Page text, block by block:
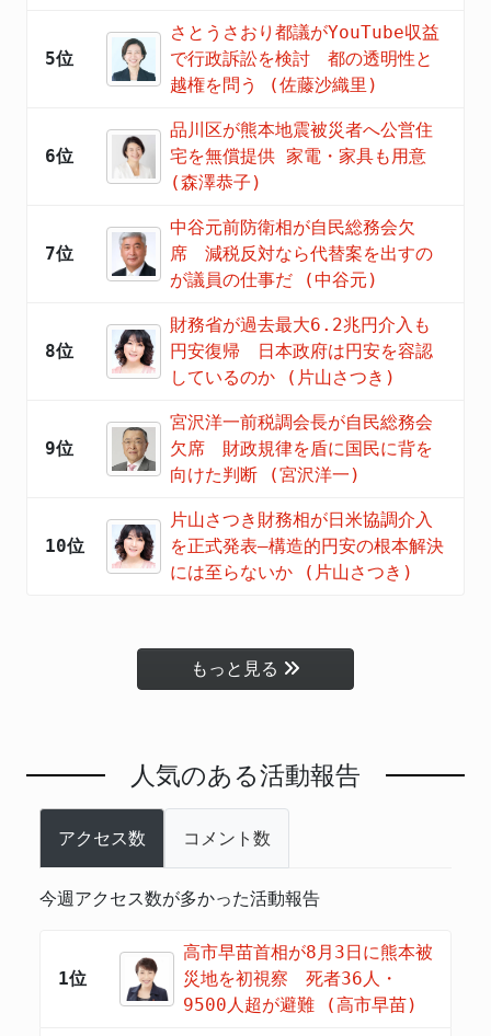
5位
さとうさおり都議がYouTube収益
で行政訴訟を検討 都の透明性と
越権を問う (佐藤沙織里)
6位
品川区が熊本地震被災者へ公営住
宅を無償提供 家電・家具も用意
(森澤恭子)
7位
中谷元前防衛相が自民総務会欠
席 減税反対なら代替案を出すの
が議員の仕事だ (中谷元)
8位
財務省が過去最大6.2兆円介入も
円安復帰 日本政府は円安を容認
しているのか (片山さつき)
9位
宮沢洋一前税調会長が自民総務会
欠席 財政規律を盾に国民に背を
向けた判断 (宮沢洋一)
10位
片山さつき財務相が日米協調介入
を正式発表―構造的円安の根本解決
には至らないか (片山さつき)
もっと見る
人気のある活動報告
アクセス数 コメント数
今週アクセス数が多かった活動報告
1位
高市早苗首相が8月3日に熊本被
災地を初視察 死者36人・
9500人超が避難 (高市早苗)